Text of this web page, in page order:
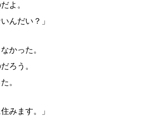
よ。
んだい？」
かった。
ろう。
。
みます。」